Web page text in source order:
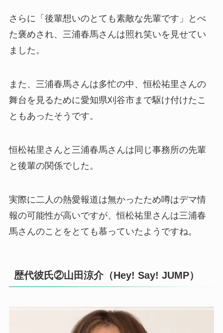
さらに「後輩想いのとても素敵な先輩です」とべ
た褒めされ、三浦春馬さんは照れ笑いを見せてい
ました。
また、三浦春馬さんは多忙の中、恒松祐里さんの
舞台を見るために愛知県刈谷市まで駆け付けたこ
ともあったそうです。
恒松祐里さんと三浦春馬さんは同じ事務所の先輩
と後輩の関係でした。
実際に二人の熱愛報道は無かったため噂はデマ情
報の可能性が高いですが、恒松祐里さんは三浦春
馬さんのことをとても慕っていたようですね。
歴代彼氏②山田涼介（Hey! Say! JUMP）